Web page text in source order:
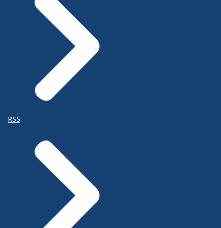
RSS